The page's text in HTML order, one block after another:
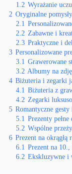
1.2 Wyrażanie
2 Oryginalne
2.1
2.2 Zabawne i
2.3 Praktyczne i
3 Personalizowane
3.1 Grawerowane
3.2 Albumy na
4 Biżuteria i zegarki
4.1 Biżuteria z
4.2 Zegarki
5 Romantyczne
5.1 Prezenty
5.2 Wspólne
6 Prezent na okrągłą
6.1 Prezent na
6.2 Ekskluzywne i